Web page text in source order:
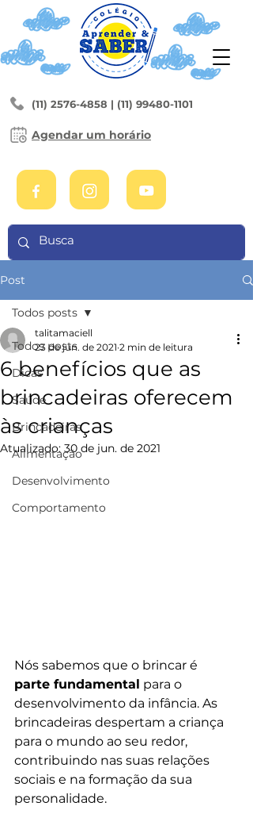
(11) 2576-4858 | (11) 99480-1101
Agendar um horário
Post
Todos posts
Dicas
Saúde
Brincadeiras
Alimentação
Desenvolvimento
Comportamento
Todos posts
6 benefícios que as
brincadeiras oferecem
às crianças
talitamaciell
23 de jun. de 2021 2 min de leitura
Atualizado: 30 de jun. de 2021
Nós sabemos que o brincar é
parte fundamental para o
desenvolvimento da infância. As
brincadeiras despertam a criança
para o mundo ao seu redor,
contribuindo nas suas relações
sociais e na formação da sua
personalidade.